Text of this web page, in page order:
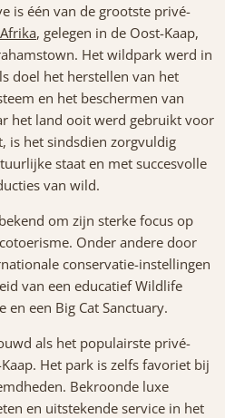
is één van de grootste privé-
, gelegen in de Oost-Kaap,
Het wildpark werd in
doel het herstellen van het
en het beschermen van
het land ooit werd gebruikt voor
is het sindsdien zorgvuldig
staat en met succesvolle
van wild.
om zijn sterke focus op
Onder andere door
conservatie-instellingen
van een educatief Wildlife
en een Big Cat Sanctuary.
als het populairste privé-
Het park is zelfs favoriet bij
Bekroonde luxe
en uitstekende service in het